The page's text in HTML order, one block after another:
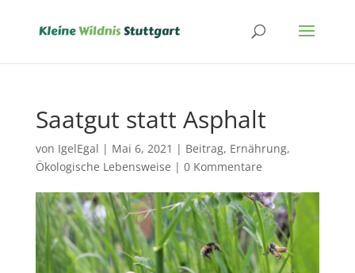
Saatgut statt Asphalt
von IgelEgal | Mai 6, 2021 | Beitrag, Ernährung,
Ökologische Lebensweise | 0 Kommentare